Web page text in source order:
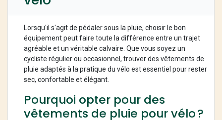
Lorsqu'il s'agit de pédaler sous la pluie, choisir le bon
équipement peut faire toute la différence entre un trajet
agréable et un véritable calvaire. Que vous soyez un
cycliste régulier ou occasionnel, trouver des vêtements de
pluie adaptés à la pratique du vélo est essentiel pour rester
sec, confortable et élégant.
Pourquoi opter pour des
vêtements de pluie pour vélo ?